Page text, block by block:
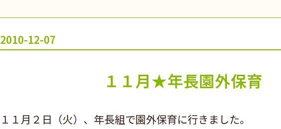
2010-12-07
１１月★年長園外保育
１１月２日（火）、年長組で園外保育に行きました。